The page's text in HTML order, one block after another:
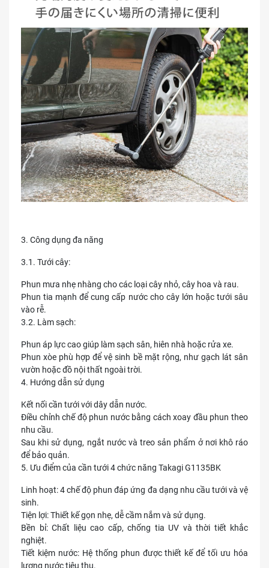
3. Công dụng đa năng
3.1. Tưới cây:
Phun mưa nhẹ nhàng cho các loại cây nhỏ, cây hoa và rau.
Phun tia mạnh để cung cấp nước cho cây lớn hoặc tưới sâu
vào rễ.
3.2. Làm sạch:
Phun áp lực cao giúp làm sạch sân, hiên nhà hoặc rửa xe.
Phun xòe phù hợp để vệ sinh bề mặt rộng, như gạch lát sân
vườn hoặc đồ nội thất ngoài trời.
4. Hướng dẫn sử dụng
Kết nối cần tưới với dây dẫn nước.
Điều chỉnh chế độ phun nước bằng cách xoay đầu phun theo
nhu cầu.
Sau khi sử dụng, ngắt nước và treo sản phẩm ở nơi khô ráo
để bảo quản.
5. Ưu điểm của cần tưới 4 chức năng Takagi G1135BK
Linh hoạt: 4 chế độ phun đáp ứng đa dạng nhu cầu tưới và vệ
sinh.
Tiện lợi: Thiết kế gọn nhẹ, dễ cầm nắm và sử dụng.
Bền bỉ: Chất liệu cao cấp, chống tia UV và thời tiết khắc
nghiệt.
Tiết kiệm nước: Hệ thống phun được thiết kế để tối ưu hóa
lượng nước tiêu thụ.